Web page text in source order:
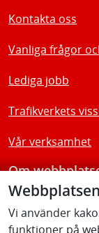
Vi använder
funktioner på
Kontakta oss
Vanliga frågor
Lediga jobb
Trafikverkets
Vår verksamhet
Om